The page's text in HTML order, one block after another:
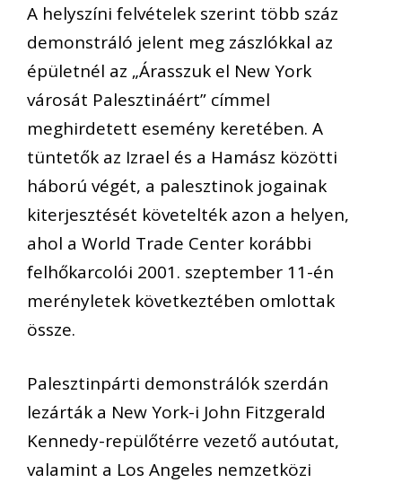
A helyszíni felvételek szerint több száz
demonstráló jelent meg zászlókkal az
épületnél az „Árasszuk el New York
városát Palesztináért” címmel
meghirdetett esemény keretében. A
tüntetők az Izrael és a Hamász közötti
háború végét, a palesztinok jogainak
kiterjesztését követelték azon a helyen,
ahol a World Trade Center korábbi
felhőkarcolói 2001. szeptember 11-én
merényletek következtében omlottak
össze.
Palesztinpárti demonstrálók szerdán
lezárták a New York-i John Fitzgerald
Kennedy-repülőtérre vezető autóutat,
valamint a Los Angeles nemzetközi